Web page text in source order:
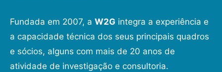
Fundada em 2007, a W2G integra a experiência e
a capacidade técnica dos seus principais quadros
e sócios, alguns com mais de 20 anos de
atividade de investigação e consultoria.